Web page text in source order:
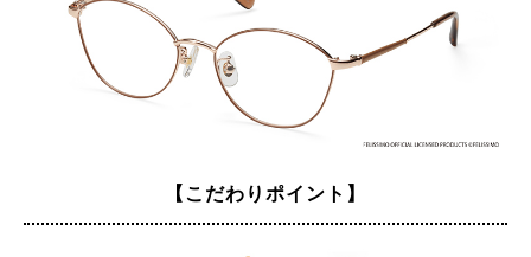
【こだわりポイント】